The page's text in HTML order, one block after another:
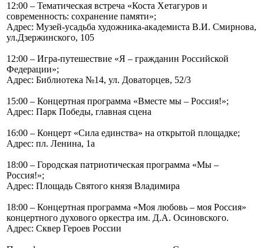
12:00 – Тематическая встреча «Коста Хетагуров и
современность: сохранение памяти»;
Адрес: Музей-усадьба художника-академиста В.И. Смирнова,
ул.Дзержинского, 105
12:00 – Игра-путешествие «Я – гражданин Российской
Федерации»;
Адрес: Библиотека №14, ул. Доваторцев, 52/3
15:00 – Концертная программа «Вместе мы – Россия!»;
Адрес: Парк Победы, главная сцена
16:00 – Концерт «Сила единства» на открытой площадке;
Адрес: пл. Ленина, 1а
18:00 – Городская патриотическая программа «Мы –
Россия!»;
Адрес: Площадь Святого князя Владимира
18:00 – Концертная программа «Моя любовь – моя Россия»
концертного духового оркестра им. Д.А. Осиновского.
Адрес: Сквер Героев России